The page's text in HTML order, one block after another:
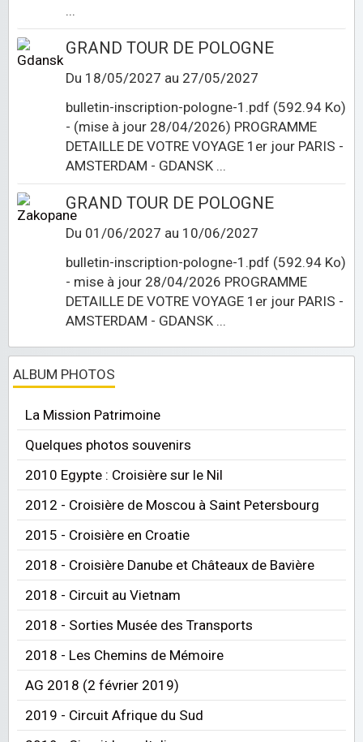
...
GRAND TOUR DE POLOGNE
Du 18/05/2027 au 27/05/2027
bulletin-inscription-pologne-1.pdf (592.94 Ko)
- (mise à jour 28/04/2026) PROGRAMME
DETAILLE DE VOTRE VOYAGE 1er jour PARIS -
AMSTERDAM - GDANSK ...
GRAND TOUR DE POLOGNE
Du 01/06/2027 au 10/06/2027
bulletin-inscription-pologne-1.pdf (592.94 Ko)
- mise à jour 28/04/2026 PROGRAMME
DETAILLE DE VOTRE VOYAGE 1er jour PARIS -
AMSTERDAM - GDANSK ...
ALBUM PHOTOS
La Mission Patrimoine
Quelques photos souvenirs
2010 Egypte : Croisière sur le Nil
2012 - Croisière de Moscou à Saint Petersbourg
2015 - Croisière en Croatie
2018 - Croisière Danube et Châteaux de Bavière
2018 - Circuit au Vietnam
2018 - Sorties Musée des Transports
2018 - Les Chemins de Mémoire
AG 2018 (2 février 2019)
2019 - Circuit Afrique du Sud